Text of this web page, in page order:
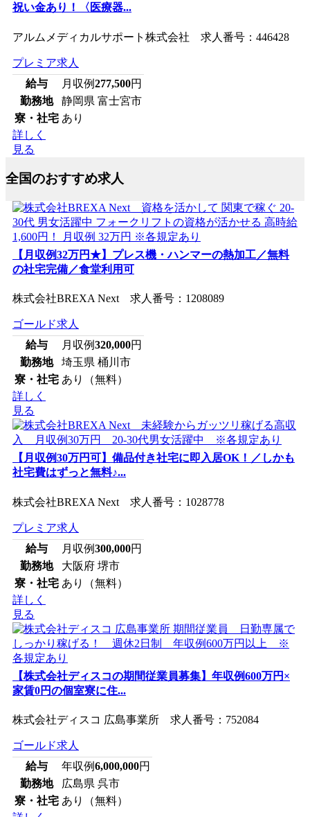
祝い金あり！〈医療器...
アルムメディカルサポート株式会社 求人番号：446428
プレミア求人
給与
月収例277,500円
勤務地
静岡県 富士宮市
寮・社宅 あり
詳しく
見る
全国のおすすめ求人
【月収例32万円★】プレス機・ハンマーの熱加工／無料
の社宅完備／食堂利用可
株式会社BREXA Next 求人番号：1208089
ゴールド求人
給与
月収例320,000円
勤務地
埼玉県 桶川市
寮・社宅 あり（無料）
詳しく
見る
【月収例30万円可】備品付き社宅に即入居OK！／しかも
社宅費はずっと無料♪...
株式会社BREXA Next 求人番号：1028778
プレミア求人
給与
月収例300,000円
勤務地
大阪府 堺市
寮・社宅 あり（無料）
詳しく
見る
【株式会社ディスコの期間従業員募集】年収例600万円×
家賃0円の個室寮に住...
株式会社ディスコ 広島事業所 求人番号：752084
ゴールド求人
給与
年収例6,000,000円
勤務地
広島県 呉市
寮・社宅 あり（無料）